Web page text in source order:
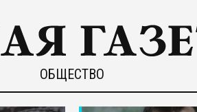
ОБЩЕСТВО